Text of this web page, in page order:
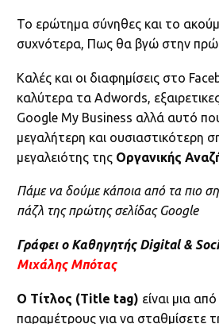
Το ερώτημα σύνηθες και το
συχνότερα, Πως θα βγώ στην
Καλές και οι διαφημίσεις στο
καλύτερα τα Adwords,
Google My Business αλλά αυτό
μεγαλήτερη και ουσιαστικότερη
μεγαλειότης της Οργανικής
Πάμε να δούμε κάποια από τα πιο
πάζλ της πρώτης σελίδας Google
Γράφει ο Καθηγητής Digital &
Μιχάλης Μπότας
Ο Τίτλος (Title tag) είναι μια
παραμέτρους για να σταθμίσετε